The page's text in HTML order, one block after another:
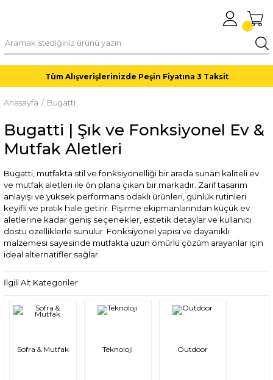
Tüm Alışverişlerinizde Peşin Fiyatına 3 Taksit
Anasayfa Bugatti
Bugatti | Şık ve Fonksiyonel Ev &
Mutfak Aletleri
Bugatti, mutfakta stil ve fonksiyonelliği bir arada sunan kaliteli ev
ve mutfak aletleri ile ön plana çıkan bir markadır. Zarif tasarım
anlayışı ve yüksek performans odaklı ürünleri, günlük rutinleri
keyifli ve pratik hale getirir. Pişirme ekipmanlarından küçük ev
aletlerine kadar geniş seçenekler, estetik detaylar ve kullanıcı
dostu özelliklerle sunulur. Fonksiyonel yapısı ve dayanıklı
malzemesi sayesinde mutfakta uzun ömürlü çözüm arayanlar için
ideal alternatifler sağlar.
İlgili Alt Kategoriler
Sofra & Mutfak Teknoloji Outdoor